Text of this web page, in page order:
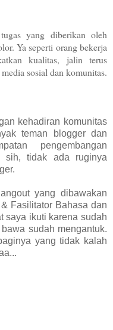
yang diberikan oleh
Ya seperti orang bekerja
kualitas, jalin terus
sosial dan komunitas.
kehadiran komunitas
teman blogger dan
pengembangan
sih, tidak ada ruginya
yang dibawakan
Fasilitator Bahasa dan
saya ikuti karena sudah
sudah mengantuk.
yang tidak kalah